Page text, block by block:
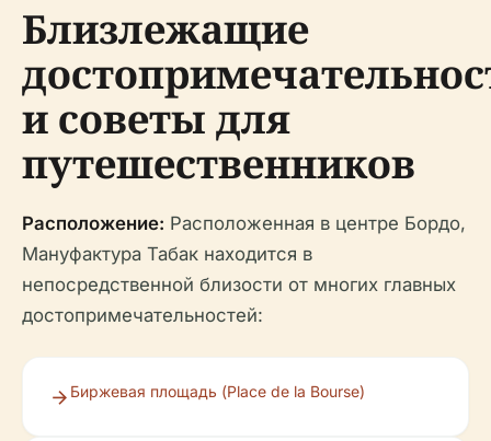
Близлежащие
и советы для
путешественников
Расположение: Расположенная в центре Бордо,
Мануфактура Табак находится в
непосредственной близости от многих главных
достопримечательностей:
Биржевая площадь (Place de la Bourse)